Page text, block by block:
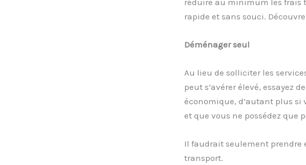
rapide et sans souci.
Déménager seul
Au lieu de solliciter les
peut s’avérer élevé, essayez
économique, d’autant plus si
et que vous ne possédez que
Il faudrait seulement prendre
transport.